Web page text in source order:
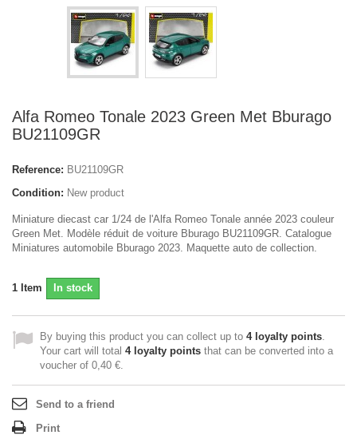
Alfa Romeo Tonale 2023 Green Met Bburago
BU21109GR
Reference: BU21109GR
Condition: New product
Miniature diecast car 1/24 de l'Alfa Romeo Tonale année 2023 couleur
Green Met. Modèle réduit de voiture Bburago BU21109GR. Catalogue
Miniatures automobile Bburago 2023. Maquette auto de collection.
1 Item In stock
By buying this product you can collect up to 4loyalty points.
Your cart will total 4loyalty points that can be converted into a
voucher of 0,40 €.
Send to a friend
Print